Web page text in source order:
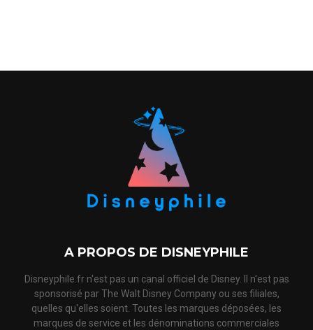
A PROPOS DE DISNEYPHILE
Disneyphile.fr n'est pas un canal officiel de Disney. Il n'est pas
sponsorisé par The Walt Disney Company ou ses filiales,
quelles qu'elles soient. Toutes les marques déposées, les
marques de service et les dénominations commerciales